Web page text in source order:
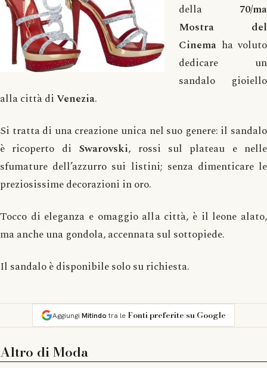
della 70/ma
Mostra del
Cinema ha voluto
dedicare un
sandalo gioiello
alla città diVenezia.
Si tratta di una creazione unica nel suo genere: il sandalo
è ricoperto di Swarovski, rossi sul plateau e nelle
sfumature dell’azzurro sui listini; senza dimenticare le
preziosissime decorazioni in oro.
Tocco di eleganza e omaggio alla città, è il leone alato,
ma anche una gondola, accennata sul sottopiede.
Il sandalo è disponibile solo su richiesta.
Aggiungi Mitindotra le Fonti preferite su Google
Altro di Moda